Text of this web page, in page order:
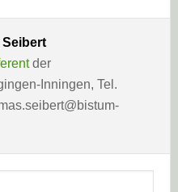
der
Inningen, Tel.